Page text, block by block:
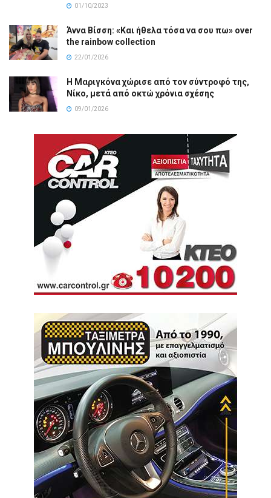
01/10/2023
Άννα Βίσση: «Και ήθελα τόσα να σου πω» over
the rainbow collection
22/01/2026
Η Μαριγκόνα χώρισε από τον σύντροφό της,
Νίκο, μετά από οκτώ χρόνια σχέσης
09/01/2026